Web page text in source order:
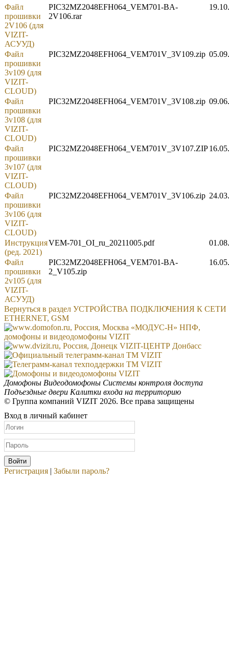
Файл
прошивки
2V106 (для
VIZIT-
АСУУД)
PIC32MZ2048EFH064_VEM701-BA-
2V106.rar
Файл
прошивки
3v109 (для
VIZIT-
CLOUD)
PIC32MZ2048EFH064_VEM701V_3V109.zip
Файл
прошивки
3v108 (для
VIZIT-
CLOUD)
PIC32MZ2048EFH064_VEM701V_3V108.zip
Файл
прошивки
3v107 (для
VIZIT-
CLOUD)
PIC32MZ2048EFH064_VEM701V_3V107.ZIP
Файл
прошивки
3v106 (для
VIZIT-
CLOUD)
PIC32MZ2048EFH064_VEM701V_3V106.zip
Инструкция
(ред. 2021)
VEM-701_OI_ru_20211005.pdf
Файл
прошивки
2v105 (для
VIZIT-
АСУУД)
PIC32MZ2048EFH064_VEM701-BA-
2_V105.zip
Вернуться в раздел УСТРОЙСТВА ПОДКЛЮЧЕНИЯ К СЕТИ
ETHERNET, GSM
Домофоны Видеодомофоны Системы контроля доступа
Подъездные двери Калитки входа на территорию
© Группа компаний VIZIT 2026. Все права защищены
Вход в личный кабинет
Регистрация | Забыли пароль?